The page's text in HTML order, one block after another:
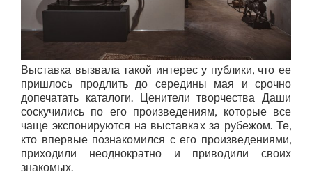
Выставка вызвала такой интерес у публики, что ее
пришлось продлить до середины мая и срочно
допечатать каталоги. Ценители творчества Даши
соскучились по его произведениям, которые все
чаще экспонируются на выставках за рубежом. Те,
кто впервые познакомился с его произведениями,
приходили неоднократно и приводили своих
знакомых.